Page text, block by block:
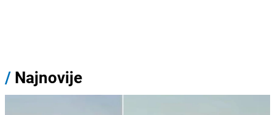
/ Najnovije